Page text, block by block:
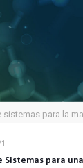
para la
Sistemas para